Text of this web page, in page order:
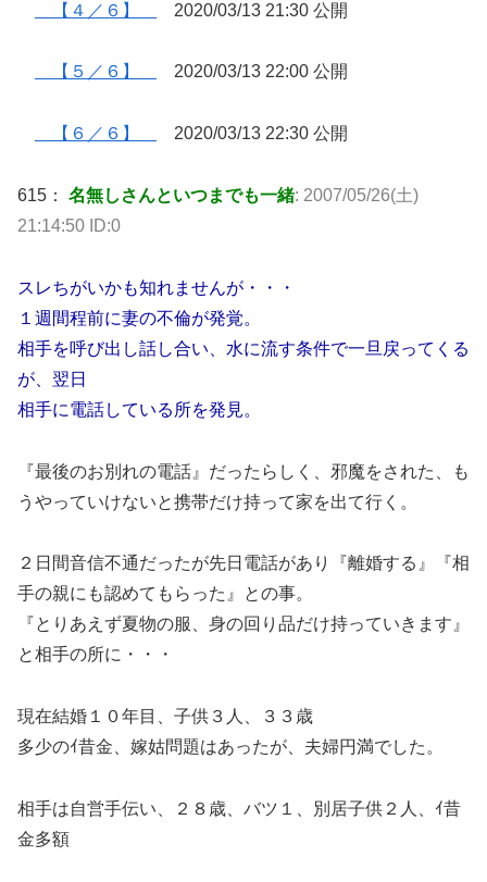
【４／６】 2020/03/13 21:30 公開
【５／６】 2020/03/13 22:00 公開
【６／６】 2020/03/13 22:30 公開
615： 名無しさんといつまでも一緒: 2007/05/26(土)
21:14:50 ID:0
スレちがいかも知れませんが・・・
１週間程前に妻の不倫が発覚。
相手を呼び出し話し合い、水に流す条件で一旦戻ってくる
が、翌日
相手に電話している所を発見。
『最後のお別れの電話』だったらしく、邪魔をされた、も
うやっていけないと携帯だけ持って家を出て行く。
２日間音信不通だったが先日電話があり『離婚する』『相
手の親にも認めてもらった』との事。
『とりあえず夏物の服、身の回り品だけ持っていきます』
と相手の所に・・・
現在結婚１０年目、子供３人、３３歳
多少のｲ昔金、嫁姑問題はあったが、夫婦円満でした。
相手は自営手伝い、２８歳、バツ１、別居子供２人、ｲ昔
金多額